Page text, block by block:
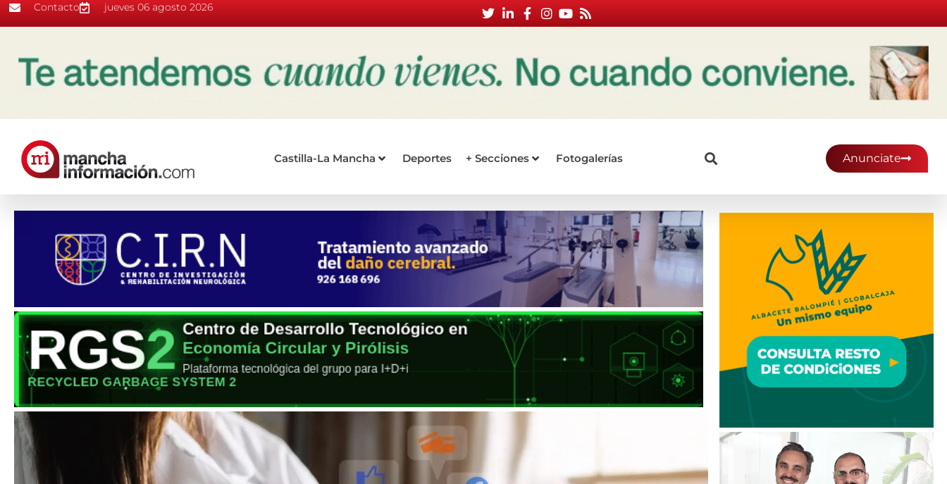
Contacto jueves 06 agosto 2026
Castilla-La Mancha Deportes + Secciones Fotogalerías Anunciate